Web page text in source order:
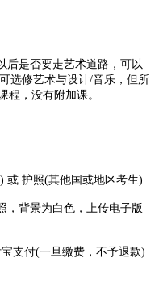
是否要走艺术道路，可以
选修艺术与设计/音乐，但所
程，没有附加课。
护照(其他国或地区考生)
背景为白色，上传电子版
支付(一旦缴费，不予退款)